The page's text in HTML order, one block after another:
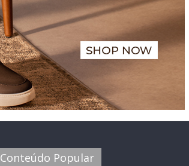
Conteúdo Popular